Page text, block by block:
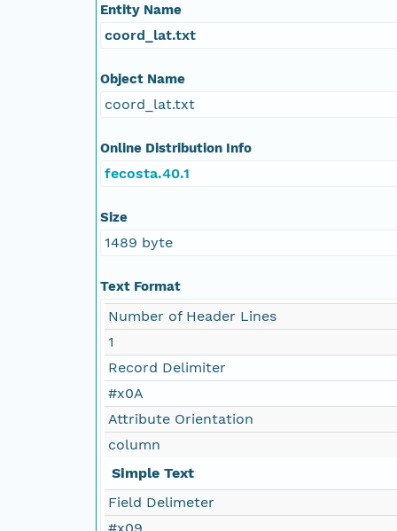
Entity Name
coord_lat.txt
Object Name
coord_lat.txt
Online Distribution Info
fecosta.40.1
Size
1489 byte
Text Format
Number of Header Lines
1
Record Delimiter
#x0A
Attribute Orientation
column
Simple Text
Field Delimeter
#x09